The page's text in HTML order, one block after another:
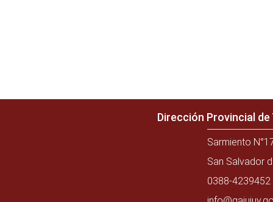
Dirección Provincial
Sarmiento
San Salvador
0388-